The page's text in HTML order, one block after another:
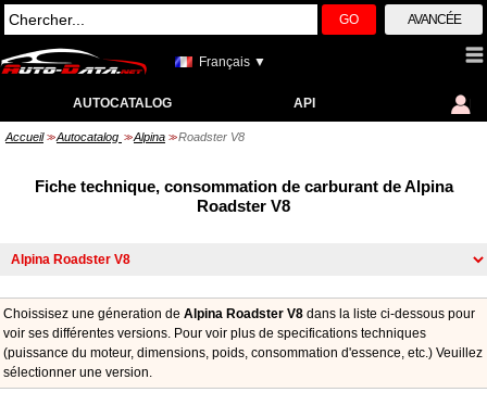
GO AVANCÉE
Français ▼
AUTOCATALOG API
Accueil >> Autocatalog >> Alpina >> Roadster V8
Fiche technique, consommation de carburant de Alpina
Roadster V8
Choissisez une géneration de Alpina Roadster V8 dans la liste ci-dessous pour
voir ses différentes versions. Pour voir plus de specifications techniques
(puissance du moteur, dimensions, poids, consommation d'essence, etc.) Veuillez
sélectionner une version.